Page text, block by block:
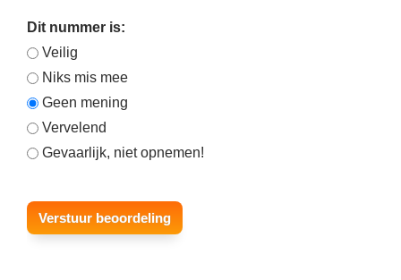
Dit nummer is:
Veilig
Niks mis mee
Geen mening
Vervelend
Gevaarlijk, niet opnemen!